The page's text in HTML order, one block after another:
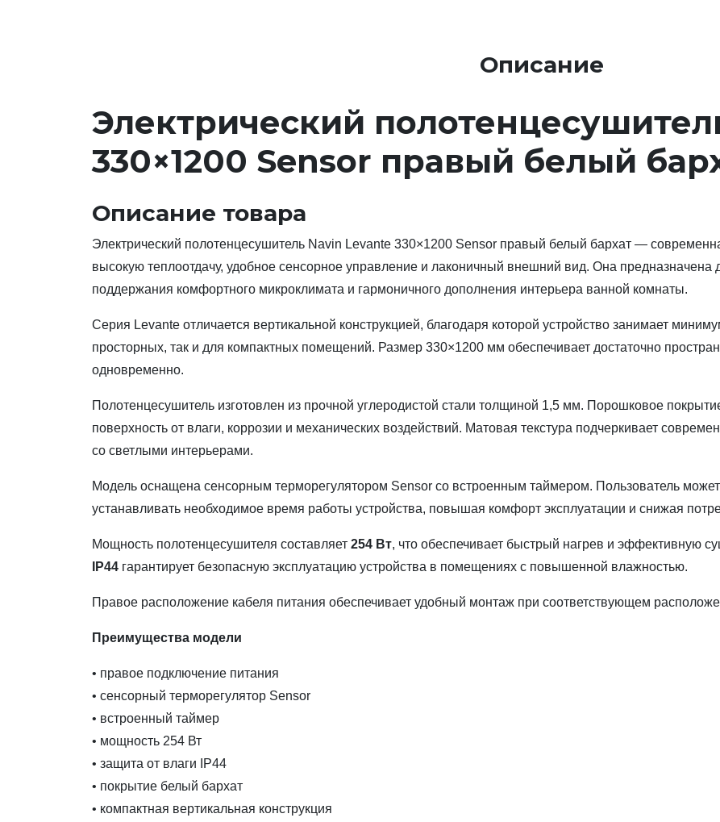
Описание
Электрический
330×1200 Sensor правый белый
Описание товара
Электрический полотенцесушитель Navin Levante 330×1200 Sensor правый белый бархат —
высокую теплоотдачу, удобное сенсорное управление и лаконичный внешний вид. Она
поддержания комфортного микроклимата и гармоничного дополнения интерьера ванной комнаты.
Серия Levante отличается вертикальной конструкцией, благодаря которой устройство занимает
просторных, так и для компактных помещений. Размер 330×1200 мм обеспечивает достаточно
одновременно.
Полотенцесушитель изготовлен из прочной углеродистой стали толщиной 1,5 мм. Порошковое
поверхность от влаги, коррозии и механических воздействий. Матовая текстура подчеркивает
со светлыми интерьерами.
Модель оснащена сенсорным терморегулятором Sensor со встроенным таймером. Пользователь может
устанавливать необходимое время работы устройства, повышая комфорт эксплуатации и снижая
Мощность полотенцесушителя составляет 254 Вт
IP44 гарантирует безопасную эксплуатацию устройства в помещениях с повышенной влажностью.
Правое расположение кабеля питания обеспечивает удобный монтаж при соответствующем
Преимущества модели
• правое подключение питания
• сенсорный терморегулятор Sensor
• встроенный таймер
• мощность 254 Вт
• защита от влаги IP44
• покрытие белый бархат
• компактная вертикальная конструкция